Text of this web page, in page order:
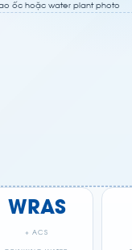
ốc hoặc water plant photo
WRAS
+ ACS